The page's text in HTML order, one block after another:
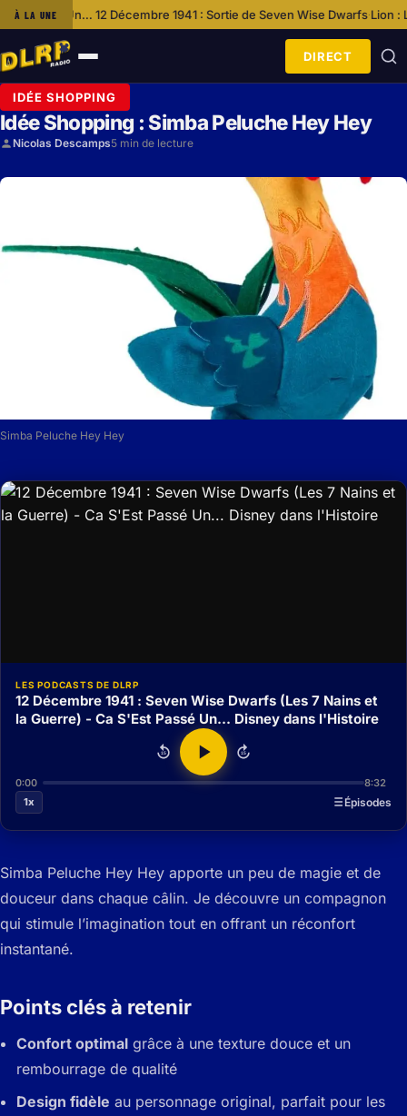
À LA UNE1941 : Sortie de Seven Wise Dwarfs·Lion : La Série Événement
Ouvrir
le
menu
DIRECT
IDÉE SHOPPING
Idée Shopping : Simba Peluche Hey Hey
Nicolas Descamps5 min de lecture
Simba Peluche Hey Hey
LES PODCASTS DE DLRP
12 Décembre 1941 : Seven Wise Dwarfs (Les 7 Nains et
la Guerre) - Ca S'Est Passé Un... Disney dans l'Histoire
15 15
0:00
8:32
1x
Épisodes
Simba Peluche Hey Hey apporte un peu de magie et de
douceur dans chaque câlin. Je découvre un compagnon
qui stimule l’imagination tout en offrant un réconfort
instantané.
Points clés à retenir
Confort optimal grâce à une texture douce et un
rembourrage de qualité
Design fidèle au personnage original, parfait pour les